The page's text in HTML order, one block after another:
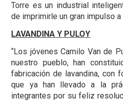
Torre es un industrial
de imprimirle un gran impulso
LAVANDINA Y PULOY
“Los jóvenes Camilo Van de
nuestro pueblo, han
fabricación de lavandina, con
que ya han llevado a la
integrantes por su feliz